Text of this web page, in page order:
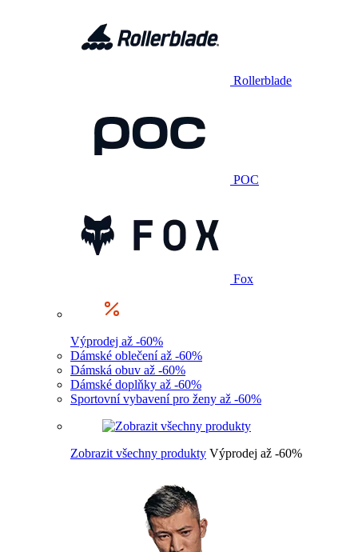
Rollerblade
POC
Fox
Výprodej až -60%
Dámské oblečení až -60%
Dámská obuv až -60%
Dámské doplňky až -60%
Sportovní vybavení pro ženy až -60%
Zobrazit všechny produkty Výprodej až -60%